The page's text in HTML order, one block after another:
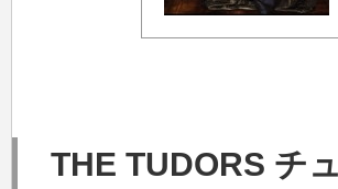
THE TUDORS チ